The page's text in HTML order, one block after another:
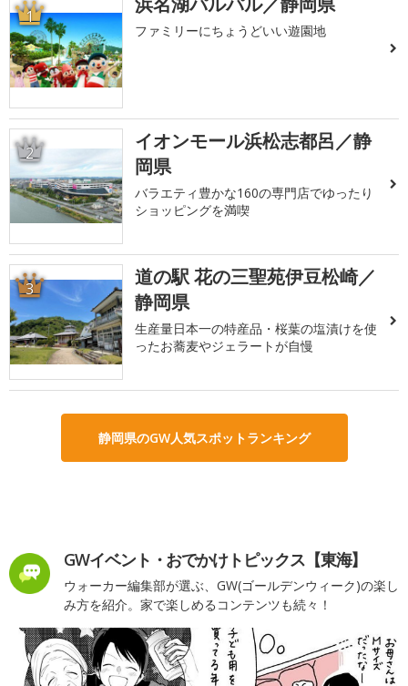
1
ファミリーにちょうどいい遊園地
2
イオンモール浜松志都呂／静
岡県
バラエティ豊かな160の専門店でゆったり
ショッピングを満喫
3
道の駅 花の三聖苑伊豆松崎／
静岡県
生産量日本一の特産品・桜葉の塩漬けを使
ったお蕎麦やジェラートが自慢
静岡県のGW人気スポットランキング
GWイベント・おでかけトピックス【東海】
ウォーカー編集部が選ぶ、GW(ゴールデンウィーク)の楽し
み方を紹介。家で楽しめるコンテンツも続々！